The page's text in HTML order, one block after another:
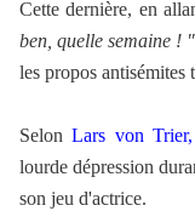
Cette dernière, en
ben, quelle semaine ! "
les propos antisémites
SelonLars von Trier,
lourde dépression
son jeu d'actrice.